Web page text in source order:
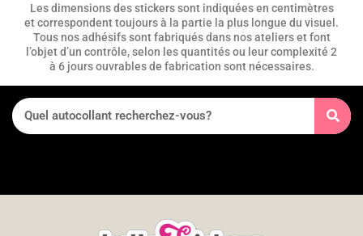
Les dimensions des stickers sont indiquées en centimètres
et correspondent toujours à la partie la plus longue du visuel.
Tous nos adhésifs sont fabriqués dans nos ateliers et font
l’objet d’un contrôle, selon les quantités ou leur complexité 2
à 6 jours ouvrables de fabrication sont nécessaires.